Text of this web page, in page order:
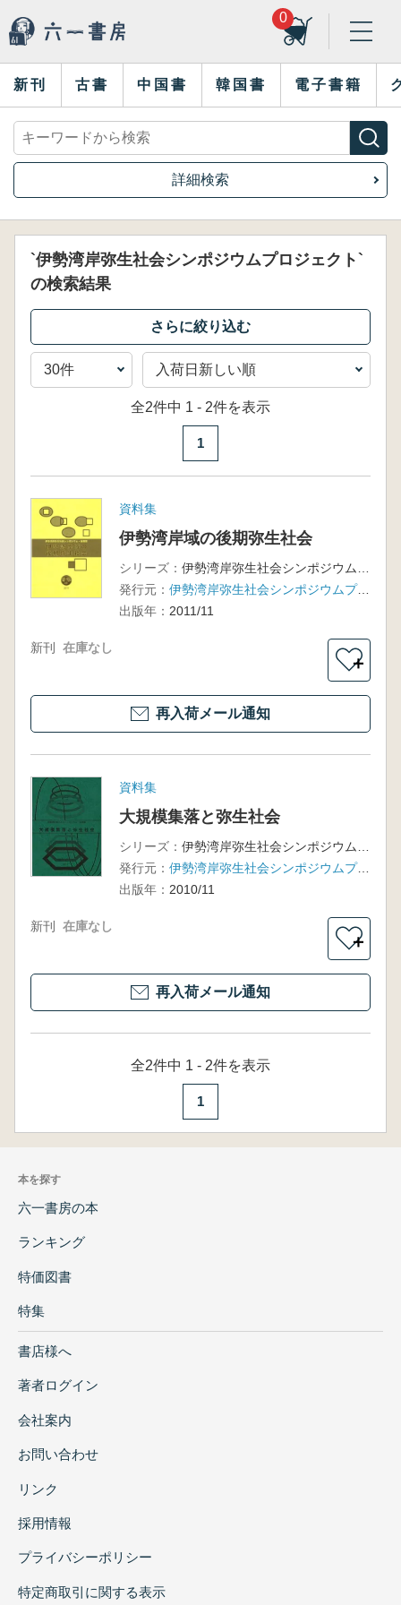
0
新刊 古書 中国書 韓国書 電子書籍
詳細検索
`伊勢湾岸弥生社会シンポジウムプロジェクト`
の検索結果
全2件中 1 - 2件を表示
1
資料集
伊勢湾岸域の後期弥生社会
シリーズ：
発行元：
伊勢湾岸弥生社会シンポジウムプロジェクト
出版年： 2011/11
新刊 在庫なし
＋
再入荷メール通知
資料集
大規模集落と弥生社会
シリーズ：
発行元：
伊勢湾岸弥生社会シンポジウムプロジェクト
出版年： 2010/11
新刊 在庫なし
＋
再入荷メール通知
全2件中 1 - 2件を表示
1
本を探す
六一書房の本
ランキング
特価図書
特集
書店様へ
著者ログイン
会社案内
お問い合わせ
リンク
採用情報
プライバシーポリシー
特定商取引に関する表示